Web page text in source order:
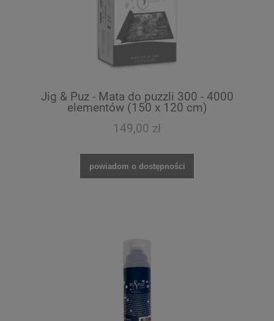
Jig & Puz - Mata do puzzli 300 - 4000
elementów (150 x 120 cm)
149,00 zł
powiadom o dostępności